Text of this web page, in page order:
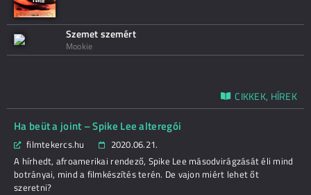
Szemet szemért
Mookie
CIKKEK, HÍREK
Ha beüt a joint – Spike Lee alteregói
filmtekercs.hu
2020.06.21.
A hírhedt, afroamerikai rendező, Spike Lee másodvirágzását éli mind
botrányai, mind a filmkészítés terén. De vajon miért lehet őt
szeretni?